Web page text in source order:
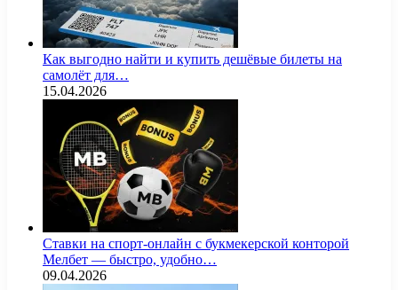
Как выгодно найти и купить дешёвые билеты на
самолёт для…
15.04.2026
Ставки на спорт-онлайн с букмекерской конторой
Мелбет — быстро, удобно…
09.04.2026